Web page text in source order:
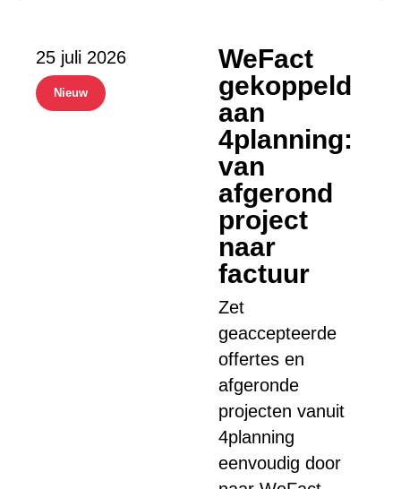
25 juli 2026
Nieuw
WeFact
gekoppeld
aan
4planning:
van
afgerond
project
naar
factuur
Zet
geaccepteerde
offertes en
afgeronde
projecten vanuit
4planning
eenvoudig door